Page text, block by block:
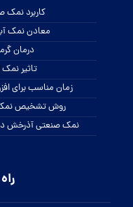
کاربرد
معادن نمک
درمان
تاثیر
زمان مناسب برای
روش تشخیص نمک
نمک صنعتی آذرخش در